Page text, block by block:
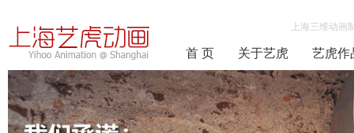
上海三维动
首 页 关于艺虎 艺虎作